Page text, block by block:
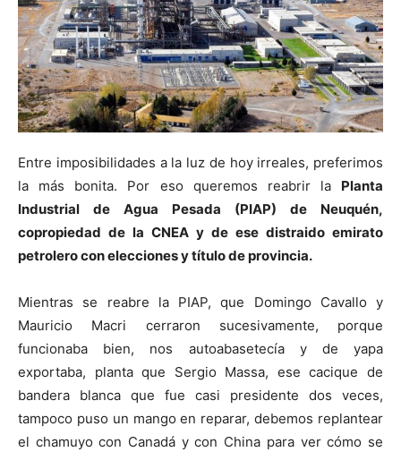
Entre imposibilidades a la luz de hoy irreales, preferimos
la más bonita. Por eso queremos reabrir la Planta
Industrial de Agua Pesada (PIAP) de Neuquén,
copropiedad de la CNEA y de ese distraido emirato
petrolero con elecciones y título de provincia.
Mientras se reabre la PIAP, que Domingo Cavallo y
Mauricio Macri cerraron sucesivamente, porque
funcionaba bien, nos autoabasetecía y de yapa
exportaba, planta que Sergio Massa, ese cacique de
bandera blanca que fue casi presidente dos veces,
tampoco puso un mango en reparar, debemos replantear
el chamuyo con Canadá y con China para ver cómo se